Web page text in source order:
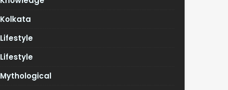
Kolkata
Lifestyle
Lifestyle
Mythological